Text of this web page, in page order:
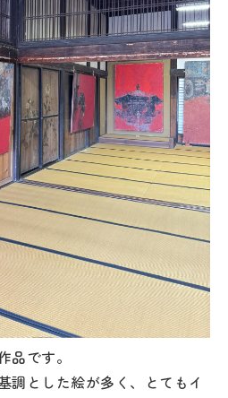
品です。
調とした絵が多く、とてもイ